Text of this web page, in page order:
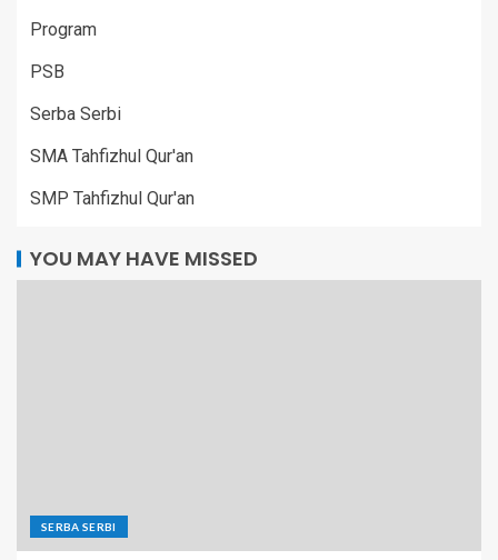
Program
PSB
Serba Serbi
SMA Tahfizhul Qur'an
SMP Tahfizhul Qur'an
YOU MAY HAVE MISSED
SERBA SERBI